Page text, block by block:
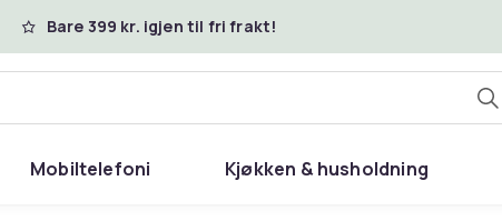
Bare 399 kr. igjen til fri frakt!
Mobiltelefoni Kjøkken & husholdning